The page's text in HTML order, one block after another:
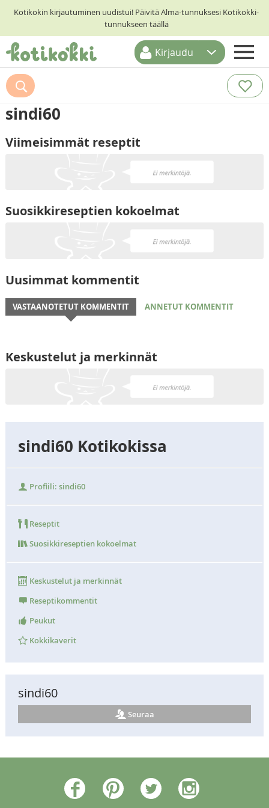
Kotikokin kirjautuminen uudistui! Päivitä Alma-tunnuksesi Kotikokki-
tunnukseen täällä
ETUSIVU
RESEPTIHAKU
RUOKATEEMAT
KESKUSTELUT
Kirjaudu
sindi60
Viimeisimmät reseptit
Suosikkireseptien kokoelmat
Uusimmat kommentit
VASTAANOTETUT KOMMENTIT ANNETUT KOMMENTIT
Keskustelut ja merkinnät
sindi60 Kotikokissa
Profiili: sindi60
Reseptit
Suosikkireseptien kokoelmat
Keskustelut ja merkinnät
Reseptikommentit
Peukut
Kokkikaverit
sindi60
Seuraa